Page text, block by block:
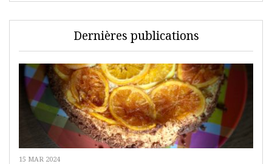
Dernières publications
15 MAR 2024